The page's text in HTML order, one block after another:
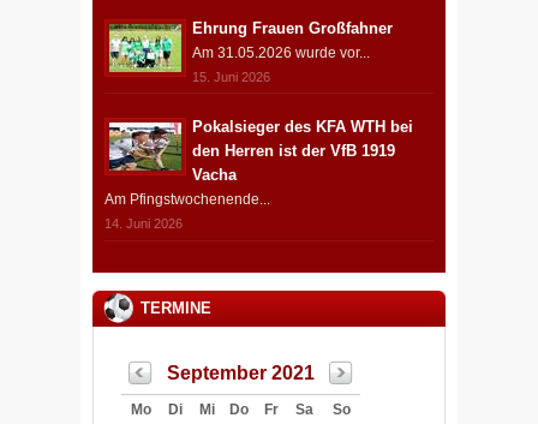
Ehrung Frauen Großfahner
Am 31.05.2026 wurde vor...
15. Juni 2026
Pokalsieger des KFA WTH bei
den Herren ist der VfB 1919
Vacha
Am Pfingstwochenende...
14. Juni 2026
TERMINE
September 2021
Mo Di Mi Do Fr Sa
So